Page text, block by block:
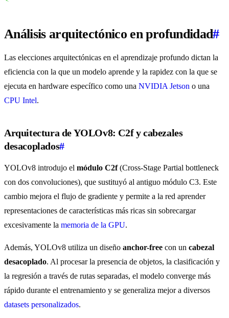
Análisis arquitectónico en profundidad#
Las elecciones arquitectónicas en el aprendizaje profundo dictan la
eficiencia con la que un modelo aprende y la rapidez con la que se
ejecuta en hardware específico como una NVIDIA Jetson o una
CPU Intel.
Arquitectura de YOLOv8: C2f y cabezales
desacoplados#
YOLOv8 introdujo el módulo C2f(Cross-Stage Partial bottleneck
con dos convoluciones), que sustituyó al antiguo módulo C3. Este
cambio mejora el flujo de gradiente y permite a la red aprender
representaciones de características más ricas sin sobrecargar
excesivamente la memoria de la GPU.
Además, YOLOv8 utiliza un diseño anchor-free con un cabezal
desacoplado. Al procesar la presencia de objetos, la clasificación y
la regresión a través de rutas separadas, el modelo converge más
rápido durante el entrenamiento y se generaliza mejor a diversos
datasets personalizados.